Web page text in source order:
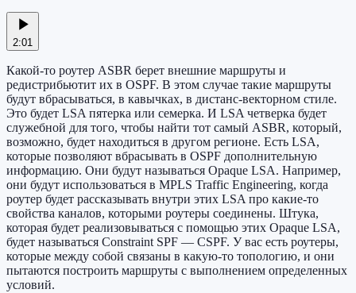
2:01
Какой-то роутер ASBR берет внешние маршруты и
редистрибьютит их в OSPF. В этом случае такие маршруты
будут вбрасываться, в кавычках, в дистанс-векторном стиле.
Это будет LSA пятерка или семерка. И LSA четверка будет
служебной для того, чтобы найти тот самый ASBR, который,
возможно, будет находиться в другом регионе. Есть LSA,
которые позволяют вбрасывать в OSPF дополнительную
информацию. Они будут называться Opaque LSA. Например,
они будут использоваться в MPLS Traffic Engineering, когда
роутер будет рассказывать внутри этих LSA про какие-то
свойства каналов, которыми роутеры соединены. Штука,
которая будет реализовываться с помощью этих Opaque LSA,
будет называться Constraint SPF — CSPF. У вас есть роутеры,
которые между собой связаны в какую-то топологию, и они
пытаются построить маршруты с выполнением определенных
условий.